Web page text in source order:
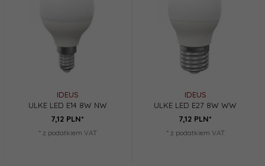
IDEUS
ULKE LED E14 8W NW
7,12 PLN*
* z podatkiem VAT
IDEUS
ULKE LED E27 8W WW
7,12 PLN*
* z podatkiem VAT